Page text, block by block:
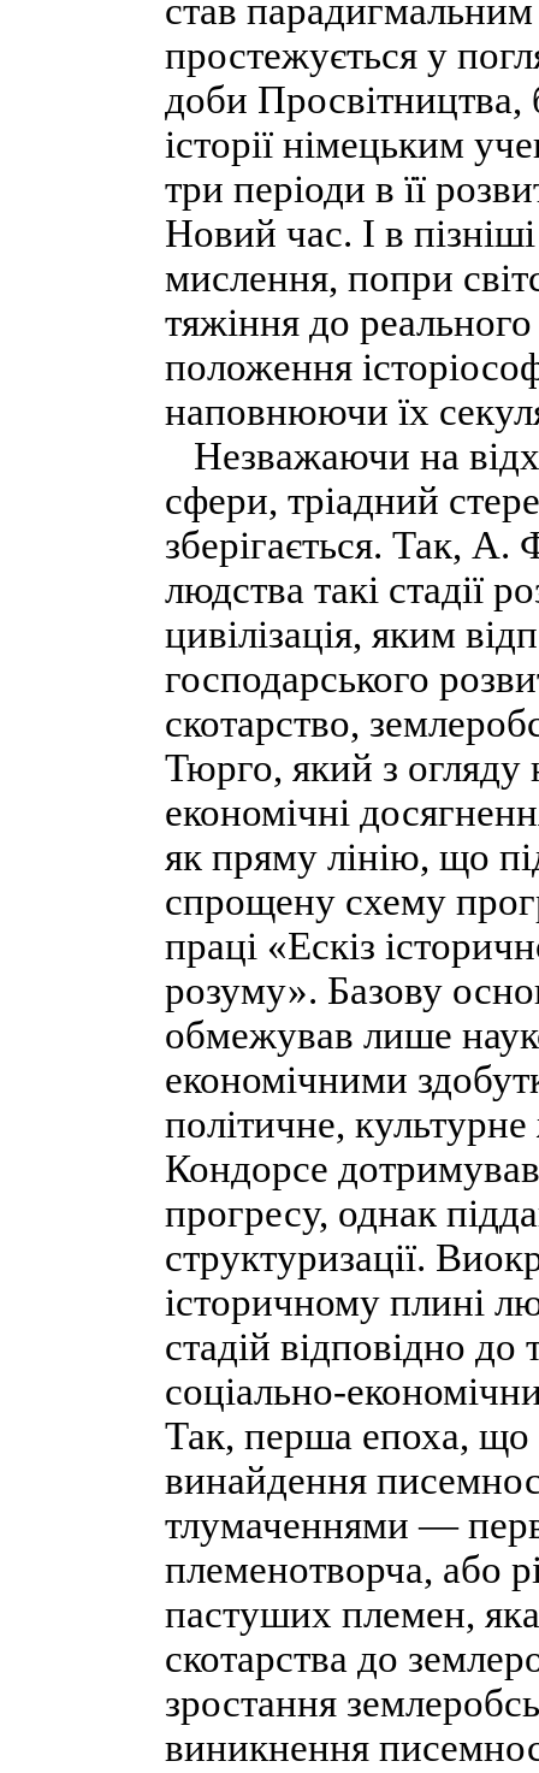
став
простежується у
доби Просвітництва,
історії німецьким
три періоди в її
Новий час. І в
мислення, попри
тяжіння до
положення
наповнюючи їх
Незважаючи на
сфери, тріадний
зберігається. Так,
людства такі стадії
цивілізація, яким
господарського
скотарство,
Тюрго, який з огляду
економічні
як пряму лінію, що
спрощену схему
праці «Ескіз
розуму». Базову
обмежував лише
економічними
політичне,
Кондорсе
прогресу, однак
структуризації.
історичному плині
стадій відповідно
соціально-
Так, перша епоха, що
винайдення
тлумаченнями —
племенотворча, або
пастуших племен, яка
скотарства до
зростання
виникнення